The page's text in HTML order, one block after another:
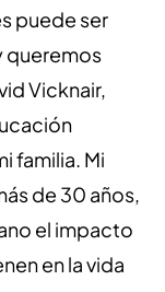
puede ser
queremos
Vicknair,
familia. Mi
de 30 años,
el impacto
en la vida